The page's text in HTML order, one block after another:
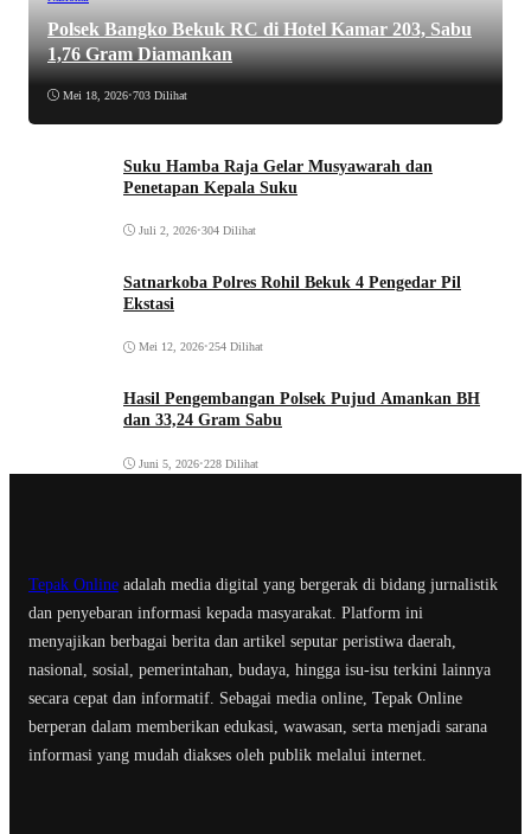
Polsek Bangko Bekuk RC di Hotel Kamar 203, Sabu
1,76 Gram Diamankan
Mei 18, 2026•703 Dilihat
Suku Hamba Raja Gelar Musyawarah dan
Penetapan Kepala Suku
Juli 2, 2026•304 Dilihat
Satnarkoba Polres Rohil Bekuk 4 Pengedar Pil
Ekstasi
Mei 12, 2026•254 Dilihat
Hasil Pengembangan Polsek Pujud Amankan BH
dan 33,24 Gram Sabu
Juni 5, 2026•228 Dilihat
Tepak Online adalah media digital yang bergerak di bidang jurnalistik
dan penyebaran informasi kepada masyarakat. Platform ini
menyajikan berbagai berita dan artikel seputar peristiwa daerah,
nasional, sosial, pemerintahan, budaya, hingga isu-isu terkini lainnya
secara cepat dan informatif. Sebagai media online, Tepak Online
berperan dalam memberikan edukasi, wawasan, serta menjadi sarana
informasi yang mudah diakses oleh publik melalui internet.